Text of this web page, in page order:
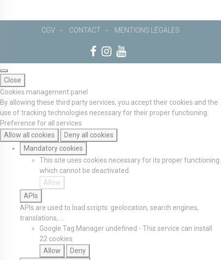
CGV CONTACT MENTIONS LÉGALES
Close
Cookies management panel
By allowing these third party services, you accept their cookies and the
use of tracking technologies necessary for their proper functioning.
Preference for all services
Allow all cookies
Deny all cookies
Mandatory cookies
This site uses cookies necessary for its proper functioning
which cannot be deactivated.
Allow
APIs
APIs are used to load scripts: geolocation, search engines,
translations, ...
Google Tag Manager undefined - This service can install
22 cookies.
Allow
Deny